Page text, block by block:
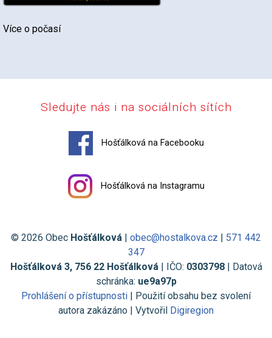
Více o počasí
Sledujte nás i na sociálních sítích
Hošťálková na Facebooku
Hošťálková na Instagramu
© 2026 Obec Hošťálková | obec@hostalkova.cz | 571 442
347
Hošťálková 3, 756 22 Hošťálková| IČO: 0303798| Datová
schránka: ue9a97p
Prohlášení o přístupnosti | Použití obsahu bez svolení
autora zakázáno | Vytvořil Digiregion